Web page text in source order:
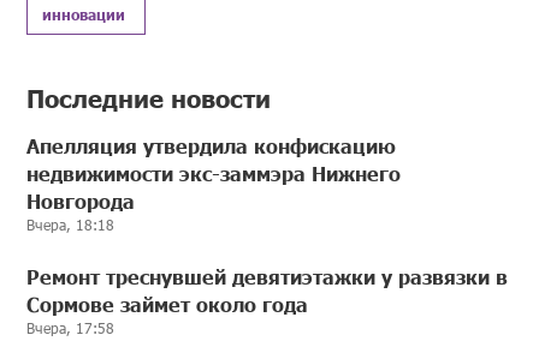
инновации
Последние новости
Апелляция утвердила конфискацию
недвижимости экс-заммэра Нижнего
Новгорода
Вчера, 18:18
Ремонт треснувшей девятиэтажки у развязки в
Сормове займет около года
Вчера, 17:58